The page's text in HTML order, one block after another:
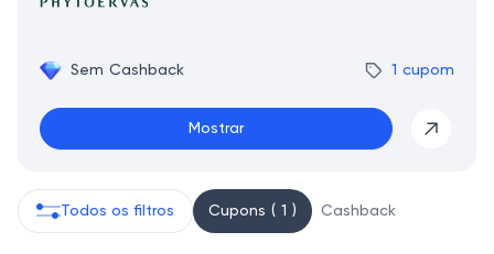
Sem Cashback 1 cupom
Mostrar
Todos os filtros Cupons ( 1 ) Cashback